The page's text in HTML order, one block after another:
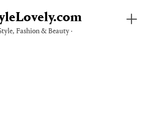
Fashion & Beauty ·